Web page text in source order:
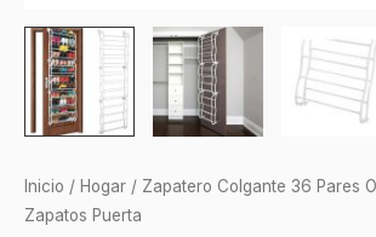
Inicio / Hogar / Zapatero Colgante 36 Pares
Zapatos Puerta